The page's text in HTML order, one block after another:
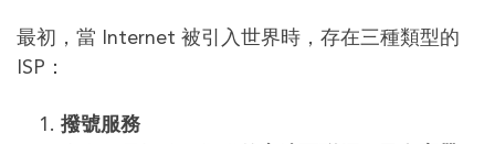
最初，當 Internet 被引入世界時，存在三種類型的
ISP：
撥號服務